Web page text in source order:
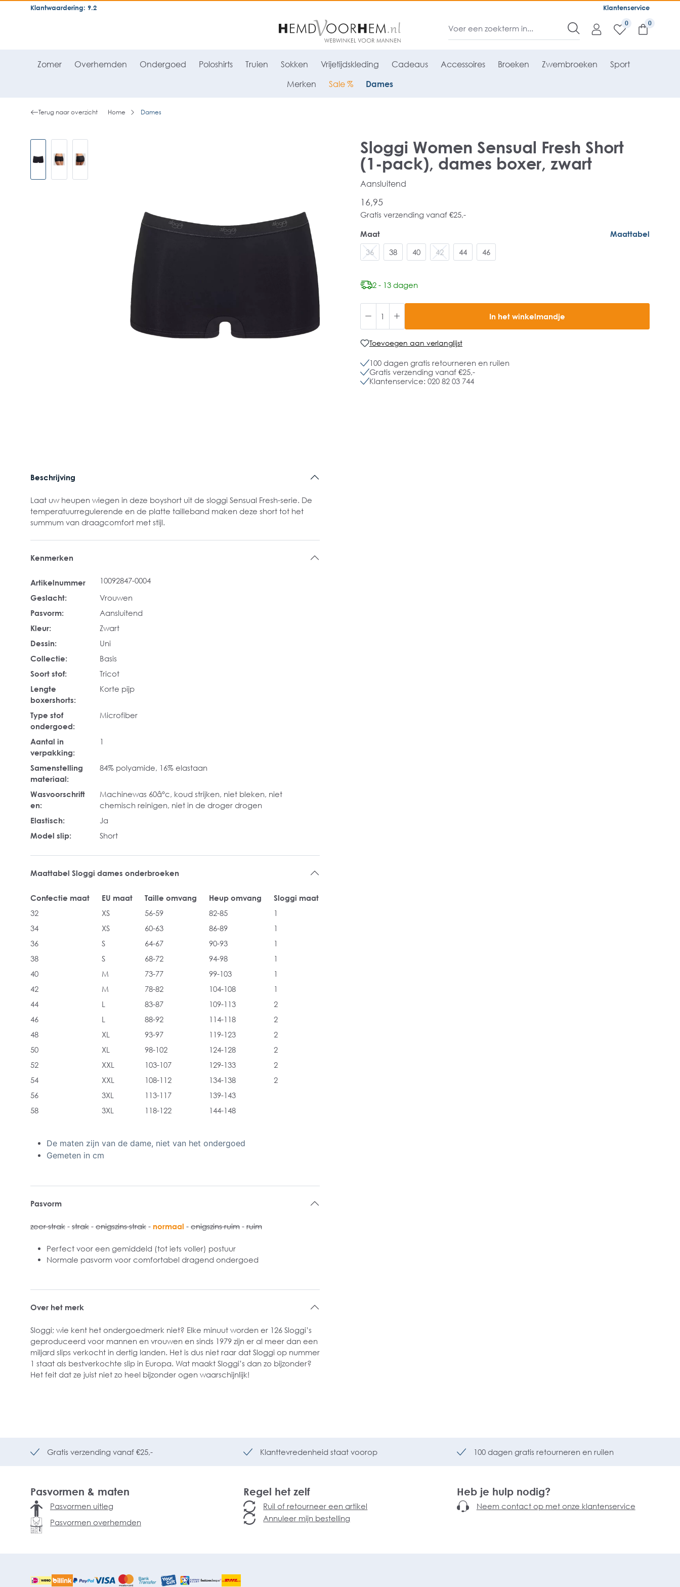
general.skipToNavigation Klantenservice
Klantwaardering: 9.2
0
Zomer Overhemden Ondergoed Poloshirts Truien Sokken Vrijetijdskleding Cadeaus Accessoires Broeken Zwembroeken Sport
Merken Sale % Dames
Terug naar overzicht Home Dames
Sloggi Women Sensual Fresh Short
(1-pack), dames boxer, zwart
Aansluitend
16,95
Gratis verzending vanaf €25,-
Maat
Maattabel
36
38 40 42 44 46
2 - 13 dagen
In het winkelmandje
Toevoegen aan verlanglijst
100 dagen gratis retourneren en ruilen
Gratis verzending vanaf €25,-
Klantenservice: 020 82 03 744
Beschrijving
Laat uw heupen wiegen in deze boyshort uit de sloggi Sensual Fresh-serie. De
temperatuurregulerende en de platte tailleband maken deze short tot het
summum van draagcomfort met stijl.
Kenmerken
Artikelnummer
10092847-0004
Geslacht:
Vrouwen
Pasvorm:
Aansluitend
Kleur:
Zwart
Dessin:
Uni
Collectie:
Basis
Soort stof:
Tricot
Lengte
boxershorts:
Korte pijp
Type stof
ondergoed:
Microfiber
Aantal in
verpakking:
1
Samenstelling
materiaal:
84% polyamide, 16% elastaan
Wasvoorschrift
en:
Machinewas 60â°c, koud strijken, niet bleken, niet
chemisch reinigen, niet in de droger drogen
Elastisch:
Ja
Model slip:
Short
Maattabel Sloggi dames onderbroeken
Confectie maat EU maat Taille omvang Heup omvang
Sloggi maat
32
XS 56-59 82-85
1
34
XS 60-63 86-89
1
36
S 64-67 90-93
1
38
S 68-72 94-98
1
40
M 73-77 99-103
1
42
M 78-82 104-108
1
44
L 83-87 109-113
2
46
L 88-92 114-118
2
48
XL 93-97 119-123
2
50
XL 98-102 124-128
2
52
XXL 103-107 129-133
2
54
XXL 108-112 134-138
2
56
3XL 113-117
139-143
58
3XL 118-122 144-148
De maten zijn van de dame, niet van het ondergoed
Gemeten in cm
Pasvorm
zeer strak - strak - enigszins strak - normaal - enigszins ruim - ruim
Perfect voor een gemiddeld (tot iets voller) postuur
Normale pasvorm voor comfortabel dragend ondergoed
Over het merk
Sloggi; wie kent het ondergoedmerk niet? Elke minuut worden er 126 Sloggi’s
geproduceerd voor mannen en vrouwen en sinds 1979 zijn er al meer dan een
miljard slips verkocht in dertig landen. Het is dus niet raar dat Sloggi op nummer
1 staat als bestverkochte slip in Europa. Wat maakt Sloggi’s dan zo bijzonder?
Het feit dat ze juist niet zo heel bijzonder ogen waarschijnlijk!
Gratis verzending vanaf €25,- Klanttevredenheid staat voorop 100 dagen gratis retourneren en ruilen
Pasvormen & maten
Pasvormen uitleg
Pasvormen overhemden
Regel het zelf
Ruil of retourneer een artikel
Annuleer mijn bestelling
Heb je hulp nodig?
Neem contact op met onze klantenservice